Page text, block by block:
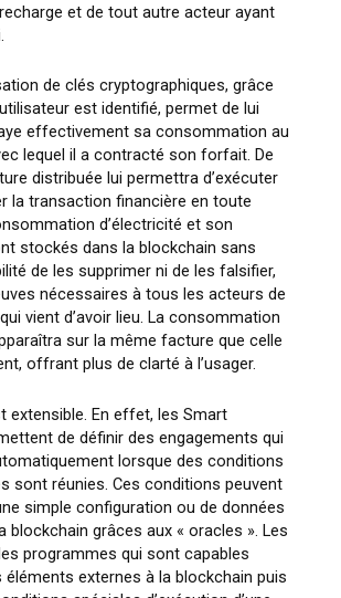
et de tout autre acteur ayant
de clés cryptographiques, grâce
est identifié, permet de lui
effectivement sa consommation au
lequel il a contracté son forfait. De
distribuée lui permettra d’exécuter
la transaction financière en toute
d’électricité et son
stockés dans la blockchain sans
de les supprimer ni de les falsifier,
nécessaires à tous les acteurs de
vient d’avoir lieu. La consommation
sur la même facture que celle
offrant plus de clarté à l’usager.
extensible. En effet, les Smart
de définir des engagements qui
lorsque des conditions
sont réunies. Ces conditions peuvent
simple configuration ou de données
blockchain grâces aux « oracles ». Les
programmes qui sont capables
éléments externes à la blockchain puis